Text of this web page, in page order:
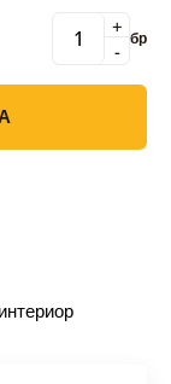
-
+ бр